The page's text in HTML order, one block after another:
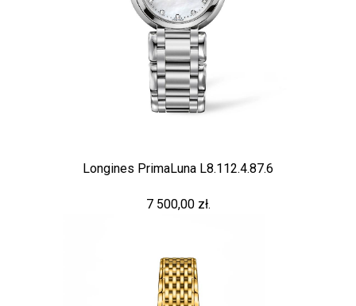
Longines PrimaLuna L8.112.4.87.6
7 500,00 zł.